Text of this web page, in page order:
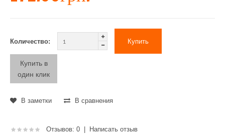
Количество:
Купить в
один клик
В заметки В сравнения
Отзывов: 0 | Написать отзыв